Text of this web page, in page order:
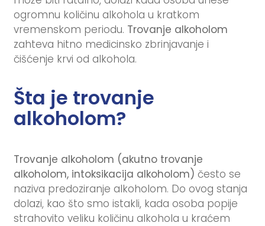
ogromnu količinu alkohola u kratkom
vremenskom periodu. Trovanje alkoholom
zahteva hitno medicinsko zbrinjavanje i
čišćenje krvi od alkohola.
Šta je trovanje
alkoholom?
Trovanje alkoholom (akutno trovanje
alkoholom, intoksikacija alkoholom) često se
naziva predoziranje alkoholom. Do ovog stanja
dolazi, kao što smo istakli, kada osoba popije
strahovito veliku količinu alkohola u kraćem